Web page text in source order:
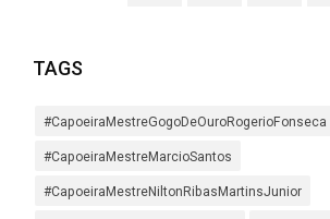
TAGS
#CapoeiraMestreGogoDeOuroRogerioFonseca
#CapoeiraMestreMarcioSantos
#CapoeiraMestreNiltonRibasMartinsJunior